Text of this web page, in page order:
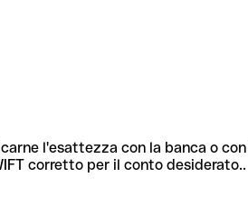
l'esattezza con la banca o
corretto per il conto desiderato..